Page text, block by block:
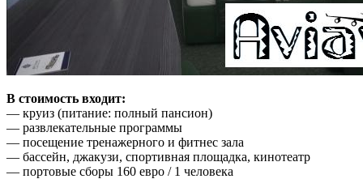
В стоимость входит:
— круиз (питание: полный пансион)
— развлекательные программы
— посещение тренажерного и фитнес зала
— бассейн, джакузи, спортивная площадка, кинотеатр
— портовые сборы 160 евро / 1 человека